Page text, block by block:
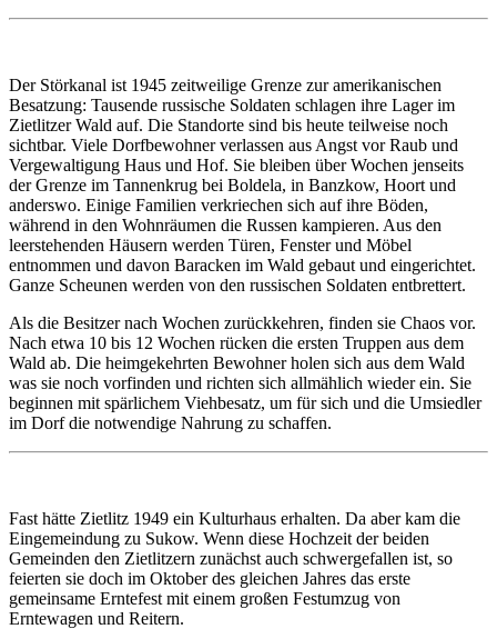
Der Störkanal ist 1945 zeitweilige Grenze zur amerikanischen
Besatzung: Tausende russische Soldaten schlagen ihre Lager im
Zietlitzer Wald auf. Die Standorte sind bis heute teilweise noch
sichtbar. Viele Dorfbewohner verlassen aus Angst vor Raub und
Vergewaltigung Haus und Hof. Sie bleiben über Wochen jenseits
der Grenze im Tannenkrug bei Boldela, in Banzkow, Hoort und
anderswo. Einige Familien verkriechen sich auf ihre Böden,
während in den Wohnräumen die Russen kampieren. Aus den
leerstehenden Häusern werden Türen, Fenster und Möbel
entnommen und davon Baracken im Wald gebaut und eingerichtet.
Ganze Scheunen werden von den russischen Soldaten entbrettert.
Als die Besitzer nach Wochen zurückkehren, finden sie Chaos vor.
Nach etwa 10 bis 12 Wochen rücken die ersten Truppen aus dem
Wald ab. Die heimgekehrten Bewohner holen sich aus dem Wald
was sie noch vorfinden und richten sich allmählich wieder ein. Sie
beginnen mit spärlichem Viehbesatz, um für sich und die Umsiedler
im Dorf die notwendige Nahrung zu schaffen.
Fast hätte Zietlitz 1949 ein Kulturhaus erhalten. Da aber kam die
Eingemeindung zu Sukow. Wenn diese Hochzeit der beiden
Gemeinden den Zietlitzern zunächst auch schwergefallen ist, so
feierten sie doch im Oktober des gleichen Jahres das erste
gemeinsame Erntefest mit einem großen Festumzug von
Erntewagen und Reitern.